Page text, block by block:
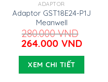
ADAPTOR
Adaptor GST18E24-P1J
Meanwell
280.000VND
Giá
gốc
là:
280.000 VND.
264.000 VNDGiá
hiện
là:
XEM CHI TIẾT